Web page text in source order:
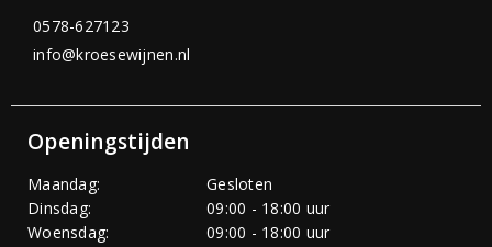
0578-627123
info@kroesewijnen.nl
Openingstijden
Maandag:
Gesloten
Dinsdag:
09:00 - 18:00 uur
Woensdag:
09:00 - 18:00 uur